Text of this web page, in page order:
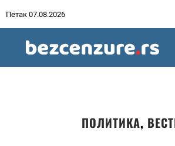
Петак 07.08.2026
ПОЛИТИКА,